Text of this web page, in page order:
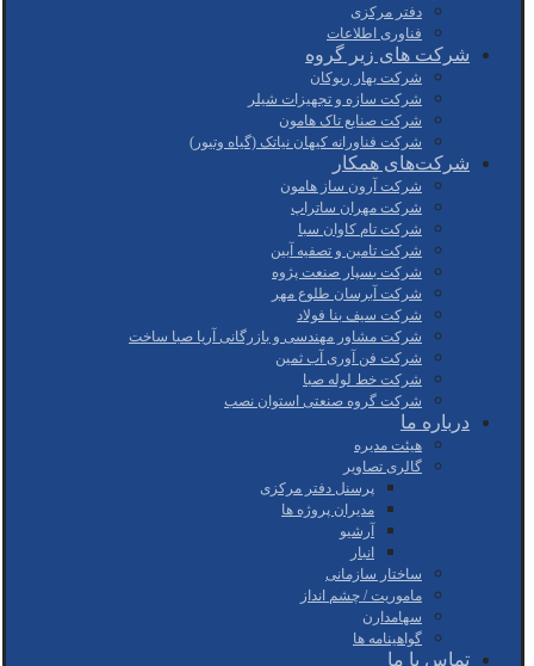
دفتر مرکزی
فناوری اطلاعات
شرکت های زیر گروه
شرکت بهار ریوکان
شرکت سازه و تجهیزات شیلر
شرکت صنایع تاک هامون
شرکت فناورانه کیهان نیاتک (گیاه وتیور)
شرکت‌های همکار
شرکت آرون ساز هامون
شرکت مهران ساتراپ
شرکت تام کاوان سبا
شرکت تامین و تصفیه آبین
شرکت بسپار صنعت پژوه
شرکت آبرسان طلوع مهر
شرکت سیف بنا فولاد
شرکت مشاور مهندسی و بازرگانی آریا صبا ساخت
شرکت فن آوری آب ثمین
شرکت خط لوله صبا
شرکت گروه صنعتی استوان نصب
درباره ما
هیئت مدیره
گالری تصاویر
پرسنل دفتر مرکزی
مدیران پروژه ها
آرشیو
انبار
ساختار سازمانی
ماموریت / چشم انداز
سهامدارن
گواهینامه ها
تماس با ما